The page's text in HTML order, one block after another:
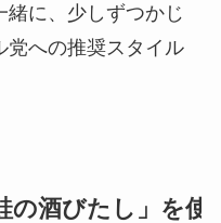
緒に、少しずつかじ
党への推奨スタイル
の酒びたし」を使